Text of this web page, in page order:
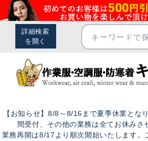
【お知らせ】8/8～8/16まで夏季休業とな
間受付、その他の業務は全てお休みさ
業務再開は8/17より順次開始いたします。